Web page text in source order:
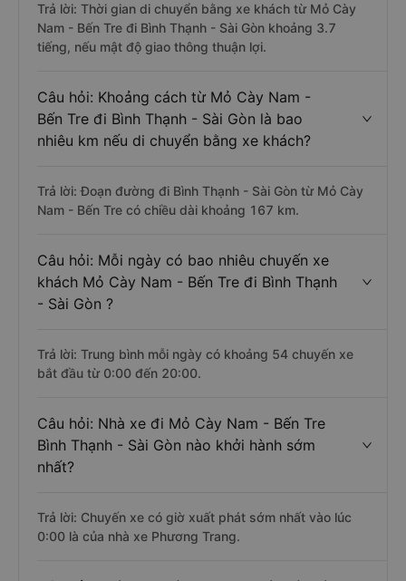
Trả lời: Thời gian di chuyển bằng xe khách từ Mỏ Cày
Nam - Bến Tre đi Bình Thạnh - Sài Gòn khoảng 3.7
tiếng, nếu mật độ giao thông thuận lợi.
Câu hỏi: Khoảng cách từ Mỏ Cày Nam -
Bến Tre đi Bình Thạnh - Sài Gòn là bao
nhiêu km nếu di chuyển bằng xe khách?
Trả lời: Đoạn đường đi Bình Thạnh - Sài Gòn từ Mỏ Cày
Nam - Bến Tre có chiều dài khoảng 167 km.
Câu hỏi: Mỗi ngày có bao nhiêu chuyến xe
khách Mỏ Cày Nam - Bến Tre đi Bình Thạnh
- Sài Gòn ?
Trả lời: Trung bình mỗi ngày có khoảng 54 chuyến xe
bắt đầu từ 0:00 đến 20:00.
Câu hỏi: Nhà xe đi Mỏ Cày Nam - Bến Tre
Bình Thạnh - Sài Gòn nào khởi hành sớm
nhất?
Trả lời: Chuyến xe có giờ xuất phát sớm nhất vào lúc
0:00 là của nhà xe Phương Trang.